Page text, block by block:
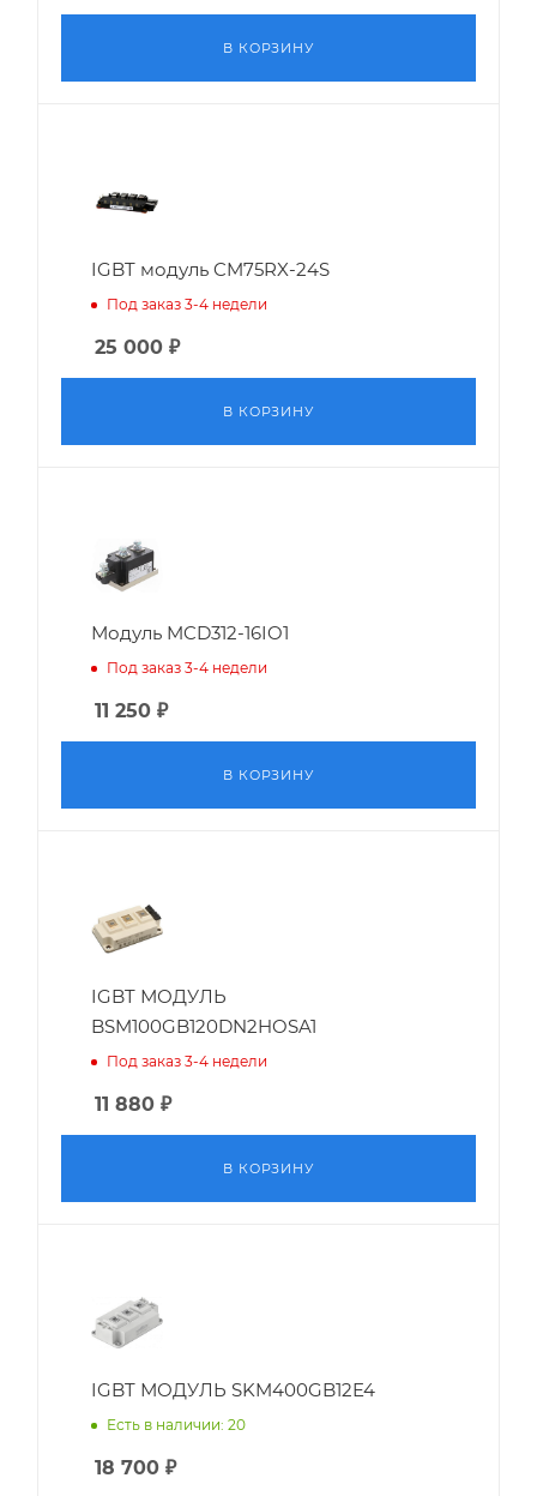
В КОРЗИНУ
IGBT модуль CM75RX-24S
Под заказ 3-4 недели
25 000 ₽
В КОРЗИНУ
Модуль MCD312-16IO1
Под заказ 3-4 недели
11 250 ₽
В КОРЗИНУ
IGBT МОДУЛЬ
BSM100GB120DN2HOSA1
Под заказ 3-4 недели
11 880 ₽
В КОРЗИНУ
IGBT МОДУЛЬ SKM400GB12E4
Есть в наличии: 20
18 700 ₽